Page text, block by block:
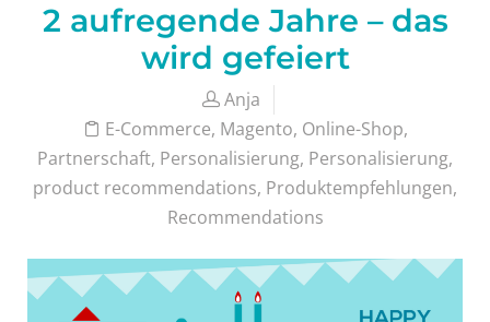
2 aufregende Jahre – das
wird gefeiert
Anja
E-Commerce, Magento, Online-Shop,
Partnerschaft, Personalisierung, Personalisierung,
product recommendations, Produktempfehlungen,
Recommendations